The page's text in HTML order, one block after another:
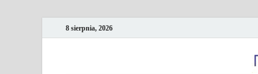
8 sierpnia, 2026